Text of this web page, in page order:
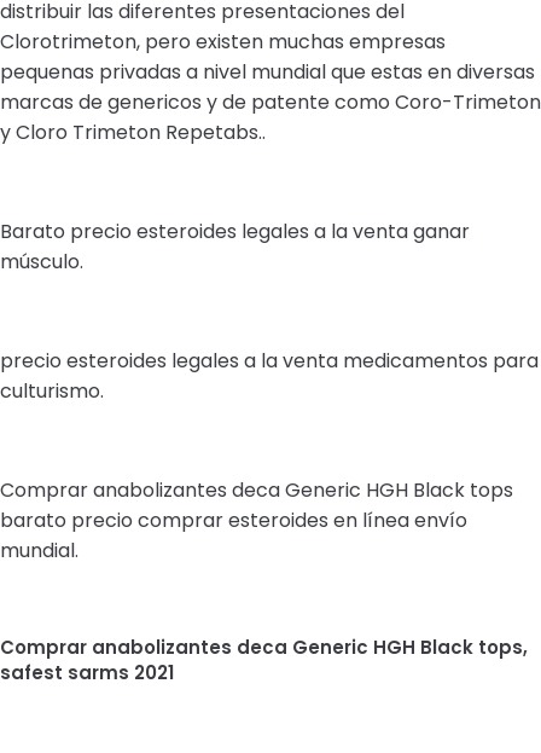
distribuir las diferentes presentaciones del
Clorotrimeton, pero existen muchas empresas
pequenas privadas a nivel mundial que estas en diversas
marcas de genericos y de patente como Coro-Trimeton
y Cloro Trimeton Repetabs..
Barato precio esteroides legales a la venta ganar
músculo.
precio esteroides legales a la venta medicamentos para
culturismo.
Comprar anabolizantes deca Generic HGH Black tops
barato precio comprar esteroides en línea envío
mundial.
Comprar anabolizantes deca Generic HGH Black tops,
safest sarms 2021